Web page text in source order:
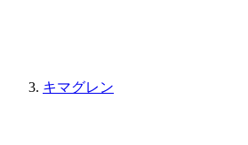
キマグレン